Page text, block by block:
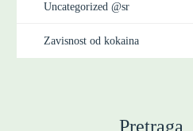
Uncategorized @sr
Zavisnost od kokaina
Pretraga